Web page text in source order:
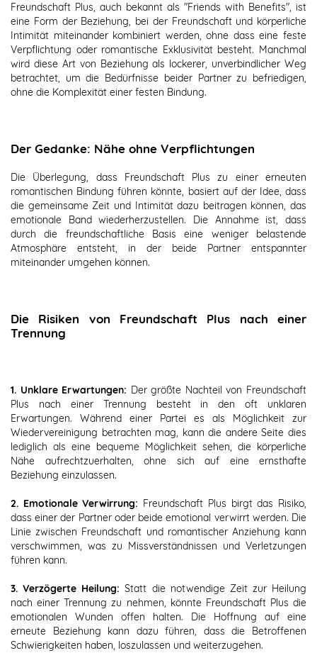
Freundschaft Plus, auch bekannt als "Friends with Benefits", ist
eine Form der Beziehung, bei der Freundschaft und körperliche
Intimität miteinander kombiniert werden, ohne dass eine feste
Verpflichtung oder romantische Exklusivität besteht. Manchmal
wird diese Art von Beziehung als lockerer, unverbindlicher Weg
betrachtet, um die Bedürfnisse beider Partner zu befriedigen,
ohne die Komplexität einer festen Bindung.
Der Gedanke: Nähe ohne Verpflichtungen
Die Überlegung, dass Freundschaft Plus zu einer erneuten
romantischen Bindung führen könnte, basiert auf der Idee, dass
die gemeinsame Zeit und Intimität dazu beitragen können, das
emotionale Band wiederherzustellen. Die Annahme ist, dass
durch die freundschaftliche Basis eine weniger belastende
Atmosphäre entsteht, in der beide Partner entspannter
miteinander umgehen können.
Die Risiken von Freundschaft Plus nach einer
Trennung
1. Unklare Erwartungen: Der größte Nachteil von Freundschaft
Plus nach einer Trennung besteht in den oft unklaren
Erwartungen. Während einer Partei es als Möglichkeit zur
Wiedervereinigung betrachten mag, kann die andere Seite dies
lediglich als eine bequeme Möglichkeit sehen, die körperliche
Nähe aufrechtzuerhalten, ohne sich auf eine ernsthafte
Beziehung einzulassen.
2. Emotionale Verwirrung: Freundschaft Plus birgt das Risiko,
dass einer der Partner oder beide emotional verwirrt werden. Die
Linie zwischen Freundschaft und romantischer Anziehung kann
verschwimmen, was zu Missverständnissen und Verletzungen
führen kann.
3. Verzögerte Heilung: Statt die notwendige Zeit zur Heilung
nach einer Trennung zu nehmen, könnte Freundschaft Plus die
emotionalen Wunden offen halten. Die Hoffnung auf eine
erneute Beziehung kann dazu führen, dass die Betroffenen
Schwierigkeiten haben, loszulassen und weiterzugehen.